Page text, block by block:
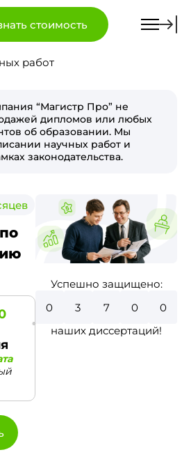
стоимость
работ
“Магистр Про” не
дипломов или любых
об образовании. Мы
научных работ и
законодательства.
Успешно защищено:
2
5
1
4
0
наших диссертаций!